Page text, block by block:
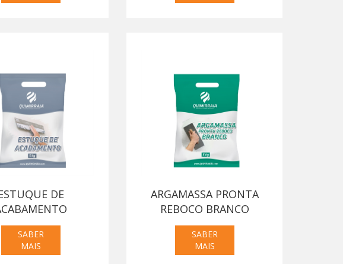
DE
SABER
MAIS
ARGAMASSA PRONTA
REBOCO BRANCO
SABER
MAIS